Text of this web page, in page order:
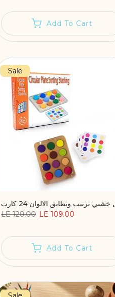
Add To Cart
Sale
LE 120.00 LE 109.00
Add To Cart